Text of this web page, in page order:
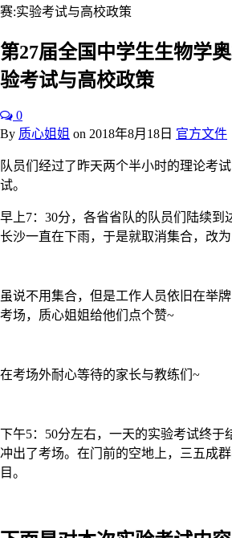
赛:实验考试与高校政策
第27届全国中学生生物学
验考试与高校政策
0
By 质心姐姐 on 2018年8月18日 官方文件
队员们经过了昨天两个半小时的理论考
试。
早上7：30分，各省省队的队员们陆续到
长沙一直在下雨，于是就取消集合，改为
虽说不用集合，但是工作人员依旧在举
考场，质心姐姐给他们点个赞~
在考场外耐心等待的家长与教练们~
下午5：50分左右，一天的实验考试终于
冲出了考场。在门前的空地上，三五成
目。